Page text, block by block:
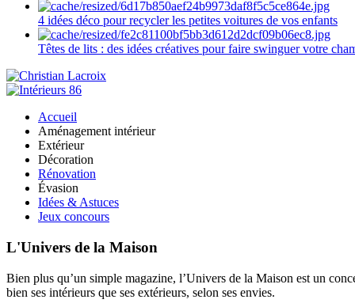
4 idées déco pour recycler les petites voitures de vos enfants
Têtes de lits : des idées créatives pour faire swinguer votre
Accueil
Aménagement intérieur
Extérieur
Décoration
Rénovation
Évasion
Idées & Astuces
Jeux concours
L'Univers de la Maison
Bien plus qu’un simple magazine, l’Univers de la Maison est un
bien ses intérieurs que ses extérieurs, selon ses envies.